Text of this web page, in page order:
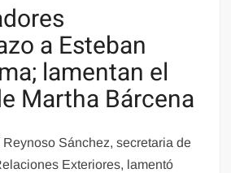
a Esteban
lamentan el
Martha Bárcena
Sánchez, secretaria de
Exteriores, lamentó